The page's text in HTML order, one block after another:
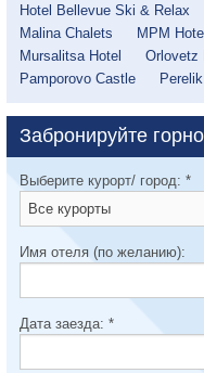
Hotel Bellevue Ski & Relax
Malina Chalets
MPM
Mursalitsa Hotel
Orlovetz
Pamporovo Castle
Забронируйте
Выберите курорт/ город: *
Имя отеля (по желанию):
Дата заезда: *